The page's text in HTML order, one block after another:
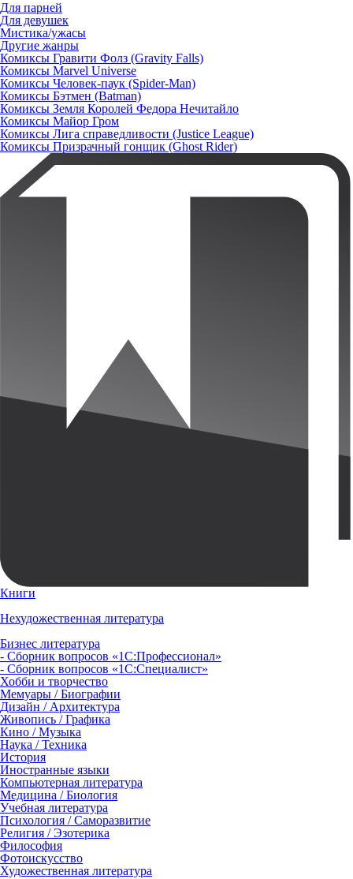
Для парней
Для девушек
Мистика/ужасы
Другие жанры
Комиксы Гравити Фолз (Gravity Falls)
Комиксы Marvel Universe
Комиксы Человек-паук (Spider-Man)
Комиксы Бэтмен (Batman)
Комиксы Земля Королей Федора Нечитайло
Комиксы Майор Гром
Комиксы Лига справедливости (Justice League)
Комиксы Призрачный гонщик (Ghost Rider)
Книги
Нехудожественная литература
Бизнес литература
- Сборник вопросов «1С:Профессионал»
- Сборник вопросов «1С:Специалист»
Хобби и творчество
Мемуары / Биографии
Дизайн / Архитектура
Живопись / Графика
Кино / Музыка
Наука / Техника
История
Иностранные языки
Компьютерная литература
Медицина / Биология
Учебная литература
Психология / Саморазвитие
Религия / Эзотерика
Философия
Фотоискусство
Художественная литература